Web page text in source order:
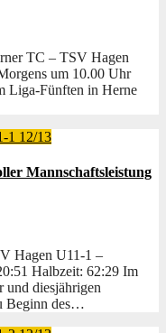
TC – TSV Hagen
um 10.00 Uhr
Liga-Fünften in Herne
1 12/13
Mannschaftsleistung
Hagen U11-1 –
Halbzeit: 62:29 Im
und diesjährigen
Beginn des…